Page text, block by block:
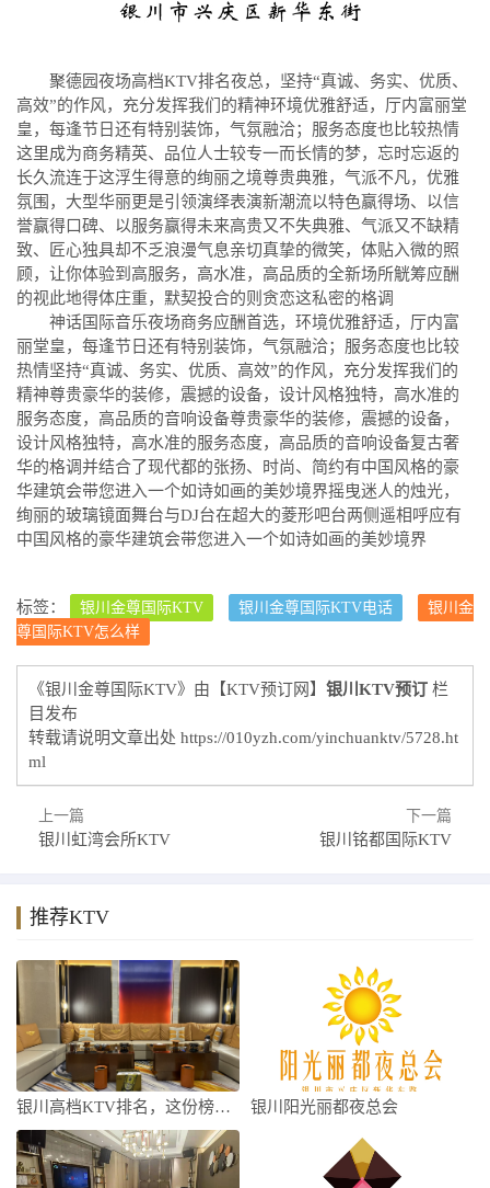
聚德园夜场高档KTV排名夜总，坚持“真诚、务实、优质、
高效”的作风，充分发挥我们的精神环境优雅舒适，厅内富丽堂
皇，每逢节日还有特别装饰，气氛融洽；服务态度也比较热情
这里成为商务精英、品位人士较专一而长情的梦，忘时忘返的
长久流连于这浮生得意的绚丽之境尊贵典雅，气派不凡，优雅
氛围，大型华丽更是引领演绎表演新潮流以特色赢得场、以信
誉赢得口碑、以服务赢得未来高贵又不失典雅、气派又不缺精
致、匠心独具却不乏浪漫气息亲切真挚的微笑，体贴入微的照
顾，让你体验到高服务，高水准，高品质的全新场所觥筹应酬
的视此地得体庄重，默契投合的则贪恋这私密的格调
神话国际音乐夜场商务应酬首选，环境优雅舒适，厅内富
丽堂皇，每逢节日还有特别装饰，气氛融洽；服务态度也比较
热情坚持“真诚、务实、优质、高效”的作风，充分发挥我们的
精神尊贵豪华的装修，震撼的设备，设计风格独特，高水准的
服务态度，高品质的音响设备尊贵豪华的装修，震撼的设备，
设计风格独特，高水准的服务态度，高品质的音响设备复古奢
华的格调并结合了现代都的张扬、时尚、简约有中国风格的豪
华建筑会带您进入一个如诗如画的美妙境界摇曳迷人的烛光，
绚丽的玻璃镜面舞台与DJ台在超大的菱形吧台两侧遥相呼应有
中国风格的豪华建筑会带您进入一个如诗如画的美妙境界
标签： 银川金尊国际KTV 银川金尊国际KTV电话
银川金
尊国际KTV怎么样
《银川金尊国际KTV》由【KTV预订网】 银川KTV预订 栏
目发布
转载请说明文章出处 https://010yzh.com/yinchuanktv/5728.ht
ml
上一篇
银川虹湾会所KTV
下一篇
银川铭都国际KTV
推荐KTV
银川高档KTV排名，这份榜单哪个深得你心 银川阳光丽都夜总会